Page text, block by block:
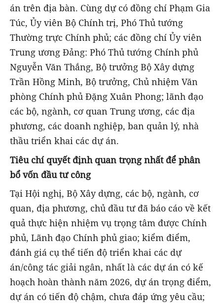
án trên địa bàn. Cùng dự có đồng chí Phạm Gia
Túc, Ủy viên Bộ Chính trị, Phó Thủ tướng
Thường trực Chính phủ; các đồng chí Ủy viên
Trung ương Đảng: Phó Thủ tướng Chính phủ
Nguyễn Văn Thắng, Bộ trưởng Bộ Xây dựng
Trần Hồng Minh, Bộ trưởng, Chủ nhiệm Văn
phòng Chính phủ Đặng Xuân Phong; lãnh đạo
các bộ, ngành, cơ quan Trung ương, các địa
phương, các doanh nghiệp, ban quản lý, nhà
thầu triển khai các dự án.
Tiêu chí quyết định quan trọng nhất để phân
bổ vốn đầu tư công
Tại Hội nghị, Bộ Xây dựng, các bộ, ngành, cơ
quan, địa phương, chủ đầu tư đã báo cáo về kết
quả thực hiện nhiệm vụ trọng tâm được Chính
phủ, Lãnh đạo Chính phủ giao; kiểm điểm,
đánh giá cụ thể tiến độ triển khai các dự
án/công tác giải ngân, nhất là các dự án có kế
hoạch hoàn thành năm 2026, dự án trọng điểm,
dự án có tiến độ chậm, chưa đáp ứng yêu cầu;